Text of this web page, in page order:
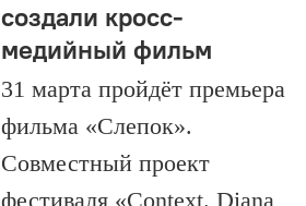
создали кросс-
медийный фильм
31 марта пройдёт премьера
фильма «Слепок».
Совместный проект
фестиваля «Context. Diana